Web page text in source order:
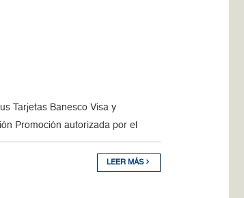
Tarjetas Banesco Visa y
Promoción autorizada por el
LEER MÁS